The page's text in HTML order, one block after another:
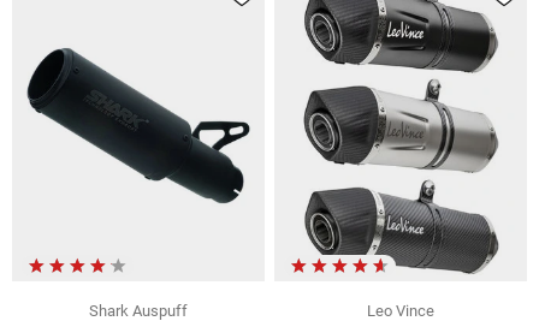
Shark Auspuff Leo Vince